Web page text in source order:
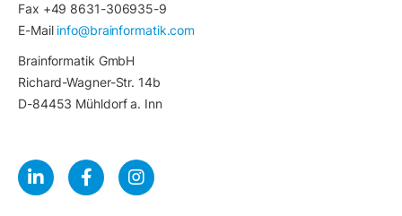
Fax +49 8631-306935-9
E-Mail info@brainformatik.com
Brainformatik GmbH
Richard-Wagner-Str. 14b
D-84453 Mühldorf a. Inn